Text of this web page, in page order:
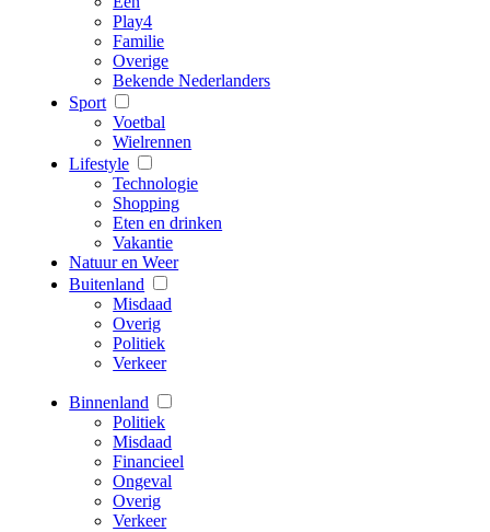
Play4
Familie
Overige
Bekende Nederlanders
Sport
Voetbal
Wielrennen
Lifestyle
Technologie
Shopping
Eten en drinken
Vakantie
Natuur en Weer
Buitenland
Misdaad
Overig
Politiek
Verkeer
Binnenland
Politiek
Misdaad
Financieel
Ongeval
Overig
Verkeer